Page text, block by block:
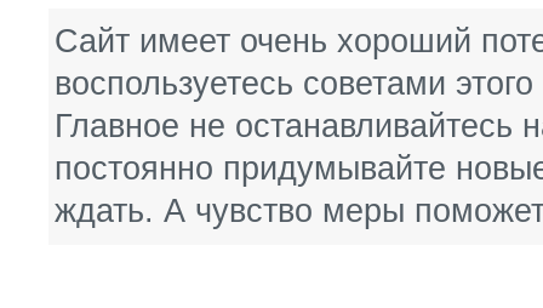
Сайт имеет очень хороший
воспользуетесь советами
Главное не останавливайтесь
постоянно придумывайте
ждать. А чувство меры